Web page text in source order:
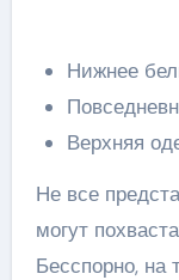
Нижнее
Верхняя
Не все
могут
Бесспорно, на